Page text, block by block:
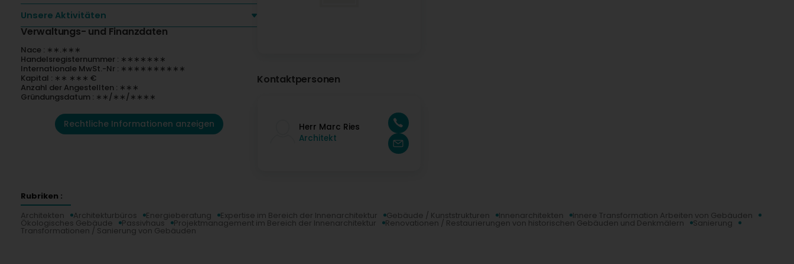
Unsere Aktivitäten
Verwaltungs- und Finanzdaten
Nace : ∗∗.∗∗∗
Handelsregisternummer : ∗∗∗∗∗∗∗
Internationale MwSt.-Nr : ∗∗∗∗∗∗∗∗∗∗
Kapital : ∗∗ ∗∗∗ €
Anzahl der Angestellten : ∗∗∗
Gründungsdatum : ∗∗/∗∗/∗∗∗∗
Rechtliche Informationen anzeigen
Kontaktpersonen
Herr Marc Ries
Architekt
Rubriken :
Architekten
Architekturbüros Energieberatung Expertise im Bereich der Innenarchitektur Gebäude / Kunststrukturen Innenarchitekten Innere Transformation Arbeiten von Gebäuden
Ökologisches Gebäude Passivhaus Projektmanagement im Bereich der Innenarchitektur Renovationen / Restaurierungen von historischen Gebäuden und Denkmälern Sanierung
Transformationen / Sanierung von Gebäuden